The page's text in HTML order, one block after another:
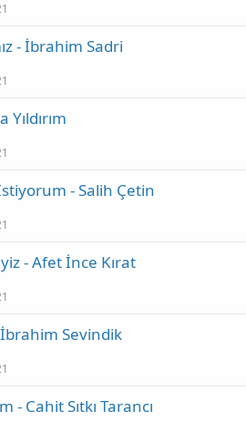
- İbrahim Sadri
Yıldırım
- Salih Çetin
- Afet İnce Kırat
Sevindik
Cahit Sıtkı Tarancı